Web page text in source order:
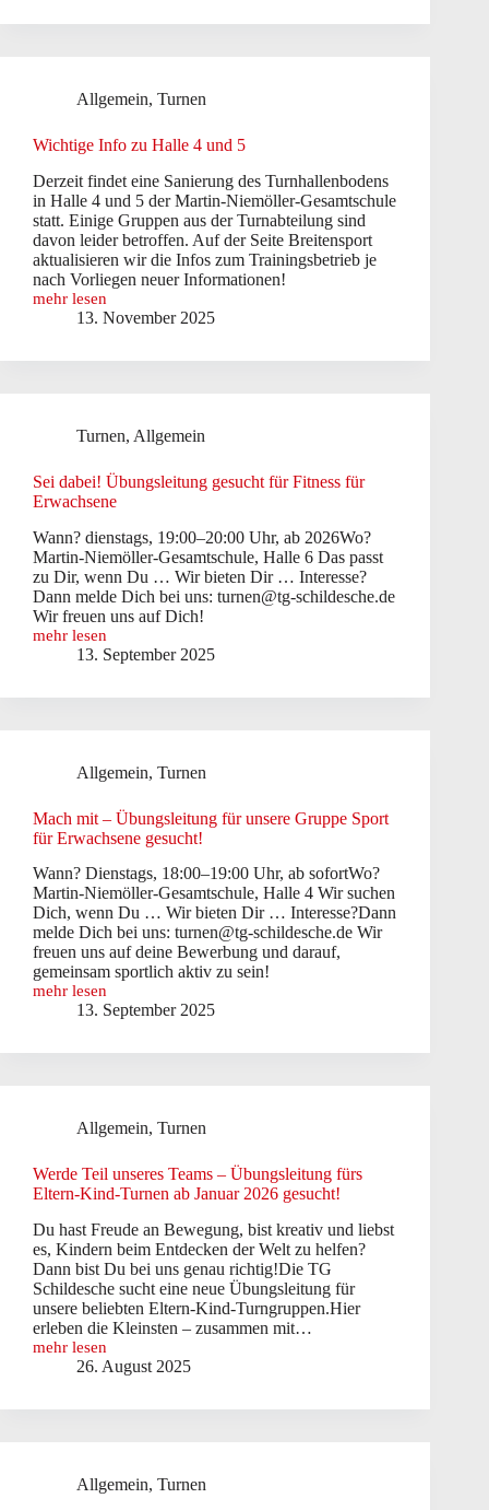
Wettkampf
Allgemein, Turnen
Wichtige Info zu Halle 4 und 5
Derzeit findet eine Sanierung des Turnhallenbodens
in Halle 4 und 5 der Martin-Niemöller-Gesamtschule
statt. Einige Gruppen aus der Turnabteilung sind
davon leider betroffen. Auf der Seite Breitensport
aktualisieren wir die Infos zum Trainingsbetrieb je
nach Vorliegen neuer Informationen!
mehr lesen
Wichtige
Halle
13. November 2025
Turnen, Allgemein
Sei dabei! Übungsleitung gesucht für Fitness für
Erwachsene
Wann? dienstags, 19:00–20:00 Uhr, ab 2026Wo?
Martin-Niemöller-Gesamtschule, Halle 6 Das passt
zu Dir, wenn Du … Wir bieten Dir … Interesse?
Dann melde Dich bei uns: turnen@tg-schildesche.de
Wir freuen uns auf Dich!
mehr lesen
Sei
gesucht
Erwachsene
13. September 2025
Allgemein, Turnen
Mach mit – Übungsleitung für unsere Gruppe Sport
für Erwachsene gesucht!
Wann? Dienstags, 18:00–19:00 Uhr, ab sofortWo?
Martin-Niemöller-Gesamtschule, Halle 4 Wir suchen
Dich, wenn Du … Wir bieten Dir … Interesse?Dann
melde Dich bei uns: turnen@tg-schildesche.de Wir
freuen uns auf deine Bewerbung und darauf,
gemeinsam sportlich aktiv zu sein!
mehr lesen
Mach
Übungsleitung
Erwachsene
gesucht!
13. September 2025
Allgemein, Turnen
Werde Teil unseres Teams – Übungsleitung fürs
Eltern-Kind-Turnen ab Januar 2026 gesucht!
Du hast Freude an Bewegung, bist kreativ und liebst
es, Kindern beim Entdecken der Welt zu helfen?
Dann bist Du bei uns genau richtig!Die TG
Schildesche sucht eine neue Übungsleitung für
unsere beliebten Eltern-Kind-Turngruppen.Hier
erleben die Kleinsten – zusammen mit…
mehr lesen
Werde
Teams
26. August 2025
Allgemein, Turnen